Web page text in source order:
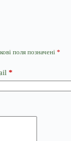
поля позначені *
*